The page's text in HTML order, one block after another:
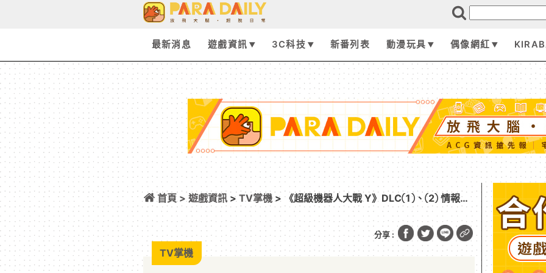
最新消息 遊戲資訊 3C科技 新番列表 動漫玩具 偶像網紅
首頁 >遊戲資訊 >TV掌機 > 《超級機器人大戰 Y》DLC①、② 情報現
已公開！
分享 :
TV掌機